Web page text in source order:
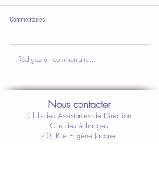
Commentaires
Rédigez un commentaire...
Nous contacter
Club des Assistantes de Direction
Cité des échanges
40, Rue Eugène Jacquet